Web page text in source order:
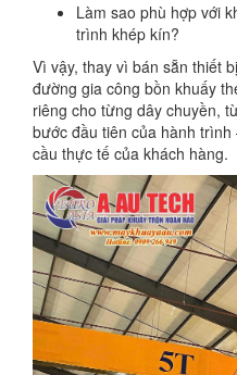
Làm sao phù hợp với
trình khép kín?
Vì vậy, thay vì bán sẵn thiết
đường gia công bồn khuấy
riêng cho từng dây chuyền,
bước đầu tiên của hành
cầu thực tế của khách hàng.